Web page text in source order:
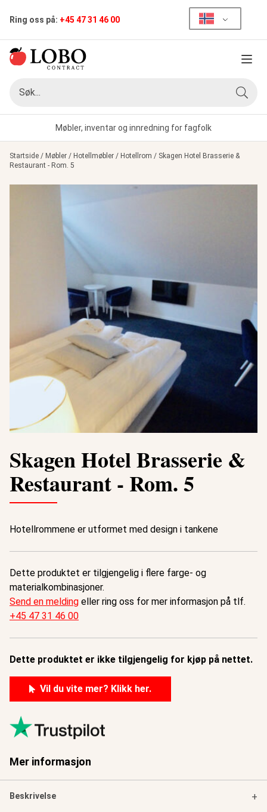
Ring oss på: +45 47 31 46 00
Meny
Søk
Møbler, inventar og innredning for fagfolk
Startside / Møbler / Hotellmøbler / Hotellrom / Skagen Hotel Brasserie &
Restaurant - Rom. 5
Skagen Hotel Brasserie &
Restaurant - Rom. 5
Hotellrommene er utformet med design i tankene
Dette produktet er tilgjengelig i flere farge- og
materialkombinasjoner.
Send en melding eller ring oss for mer informasjon på tlf.
+45 47 31 46 00
Dette produktet er ikke tilgjengelig for kjøp på nettet.
Vil du vite mer? Klikk her.
Mer informasjon
Beskrivelse +